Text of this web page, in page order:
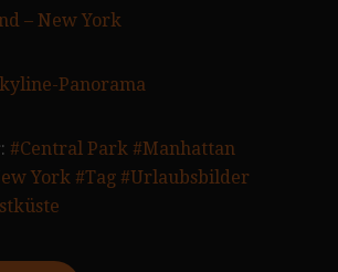
– New York
Panorama
#Central Park #Manhattan
York #Tag #Urlaubsbilder